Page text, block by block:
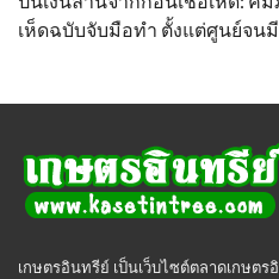
เห็ดฉบับจับมือทำ ตั้งแต่ศูนย์จน
เกษตรอินทรีย์ เป็นเว็บไซต์ตลาดเกษต